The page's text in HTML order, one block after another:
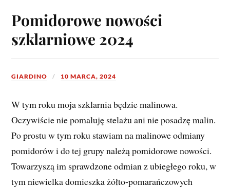
Pomidorowe nowości
szklarniowe 2024
GIARDINO 10 MARCA, 2024
W tym roku moja szklarnia będzie malinowa.
Oczywiście nie pomaluję stelażu ani nie posadzę malin.
Po prostu w tym roku stawiam na malinowe odmiany
pomidorów i do tej grupy należą pomidorowe nowości.
Towarzyszą im sprawdzone odmian z ubiegłego roku, w
tym niewielka domieszka żółto-pomarańczowych